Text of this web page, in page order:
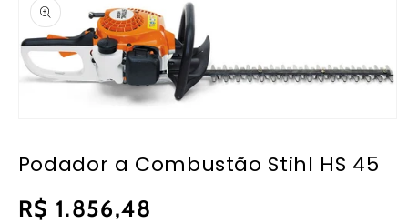
informações
do produto
na
Podador a Combustão Stihl HS 45
Preço
R$ 1.856,48